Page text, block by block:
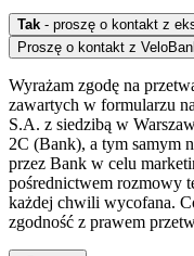
Tak - proszę o kontakt z
Proszę o kontakt z
Wyrażam zgodę na
zawartych w formularzu
S.A. z siedzibą w
2C (Bank), a tym samym
przez Bank w celu
pośrednictwem rozmowy
każdej chwili wycofana.
zgodność z prawem